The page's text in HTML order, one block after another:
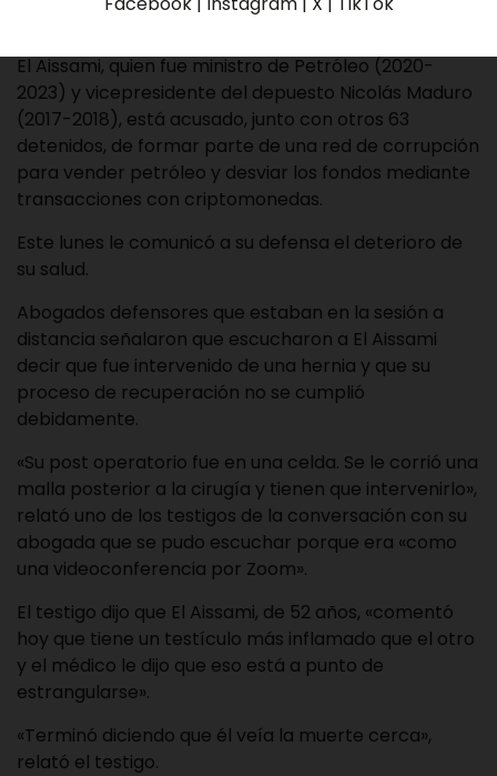
El Aissami, quien fue ministro de Petróleo (2020-
2023) y vicepresidente del depuesto Nicolás Maduro
(2017-2018), está acusado, junto con otros 63
detenidos, de formar parte de una red de corrupción
para vender petróleo y desviar los fondos mediante
transacciones con criptomonedas.
Este lunes le comunicó a su defensa el deterioro de
su salud.
Abogados defensores que estaban en la sesión a
distancia señalaron que escucharon a El Aissami
decir que fue intervenido de una hernia y que su
proceso de recuperación no se cumplió
debidamente.
«Su post operatorio fue en una celda. Se le corrió una
malla posterior a la cirugía y tienen que intervenirlo»,
relató uno de los testigos de la conversación con su
abogada que se pudo escuchar porque era «como
una videoconferencia por Zoom».
El testigo dijo que El Aissami, de 52 años, «comentó
hoy que tiene un testículo más inflamado que el otro
y el médico le dijo que eso está a punto de
estrangularse».
«Terminó diciendo que él veía la muerte cerca»,
relató el testigo.